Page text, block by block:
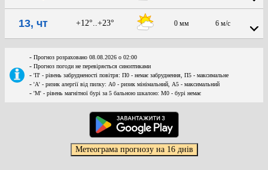
13, чт +12°..+23° 0 мм 6 м/с
- Прогноз розраховано 08.08.2026 о 02:00
- Прогноз погоди не перевіряється синоптиками
- 'П' - рівень забрудненості повітря: П0 - немає забруднення, П5 - максимальне
- 'А' - ризик алергії від пилку: А0 - ризик мінімальний, А5 - максимальний
- 'М' - рівень магнітної бурі за 5 бальною шкалою: M0 - бурі немає